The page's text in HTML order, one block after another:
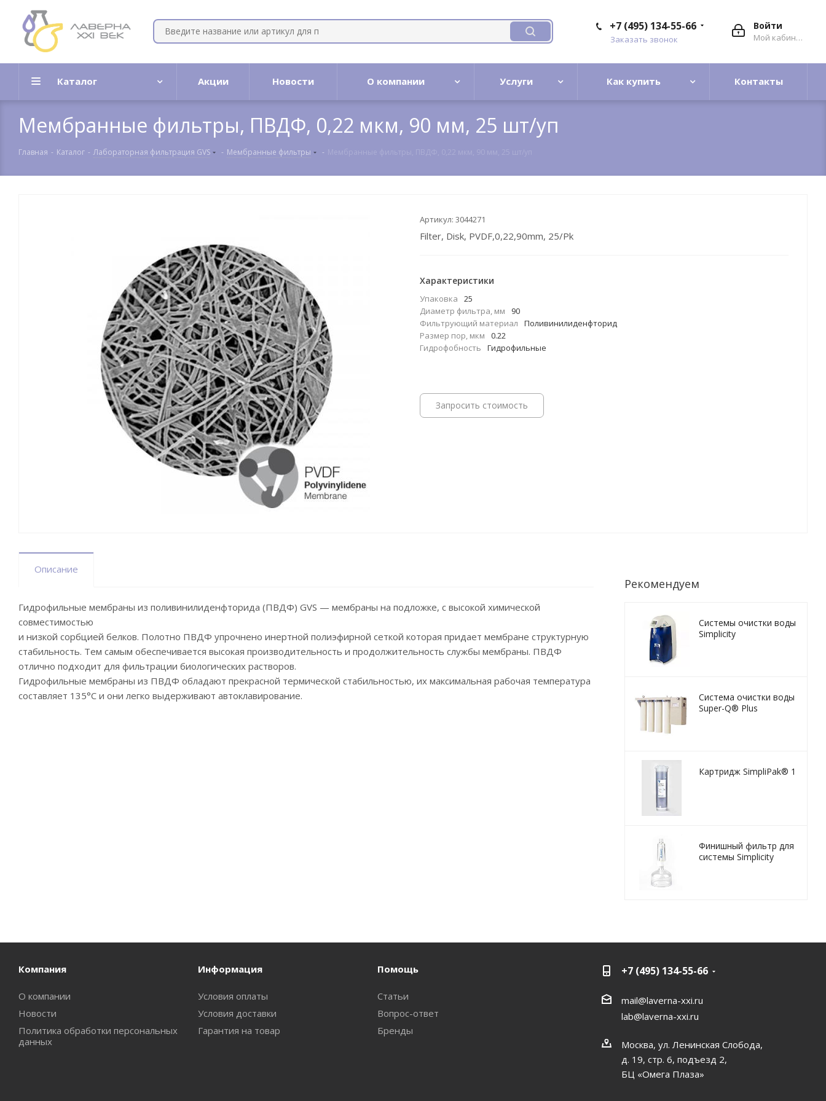
Войти
Мой кабинет
+7 (495) 134-55-66
Заказать звонок
Каталог Акции Новости О компании Услуги Как купить Контакты
Мембранные фильтры, ПВДФ, 0,22 мкм, 90 мм, 25 шт/уп
Главная - Каталог - Лабораторная фильтрация GVS - Мембранные фильтры -
Артикул: 3044271
Filter, Disk, PVDF,0,22,90mm, 25/Pk
Характеристики
Упаковка
25
Диаметр фильтра, мм
90
Фильтрующий материал
Поливинилиденфторид
Размер пор, мкм
0.22
Гидрофобность
Гидрофильные
Запросить стоимость
Описание
Гидрофильные мембраны из поливинилиденфторида (ПВДФ) GVS — мембраны на подложке, с высокой химической
совместимостью
и низкой сорбцией белков. Полотно ПВДФ упрочнено инертной полиэфирной сеткой которая придает мембране структурную
стабильность. Тем самым обеспечивается высокая производительность и продолжительность службы мембраны. ПВДФ
отлично подходит для фильтрации биологических растворов.
Гидрофильные мембраны из ПВДФ обладают прекрасной термической стабильностью, их максимальная рабочая температура
составляет 135°С и они легко выдерживают автоклавирование.
Рекомендуем
Системы очистки воды
Simplicity
Система очистки воды
Super-Q® Plus
Картридж SimpliPak® 1
Финишный фильтр для
системы Simplicity
Компания
О компании
Новости
Политика обработки персональных
данных
Информация
Условия оплаты
Условия доставки
Гарантия на товар
Помощь
Статьи
Вопрос-ответ
Бренды
+7 (495) 134-55-66
mail@laverna-xxi.ru
lab@laverna-xxi.ru
Москва, ул. Ленинская Слобода,
д. 19, стр. 6, подъезд 2,
БЦ «Омега Плаза»